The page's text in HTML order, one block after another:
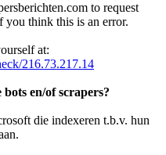
to request
you think this is an error.
at:
216.73.217.14
en/of scrapers?
die indexeren t.b.v. hun